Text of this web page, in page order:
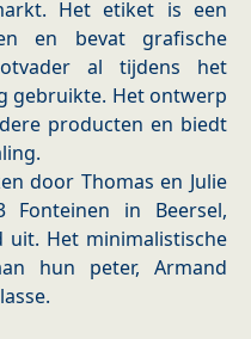
Het etiket is een
en bevat grafische
al tijdens het
gebruikte. Het ontwerp
producten en biedt
door Thomas en Julie
Fonteinen in Beersel,
uit. Het minimalistische
hun peter, Armand